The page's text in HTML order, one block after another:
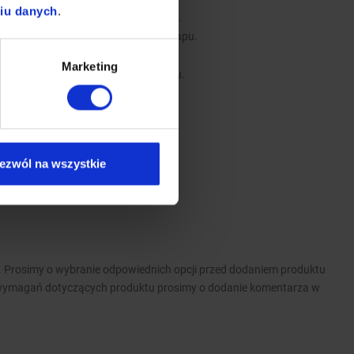
danych.
Marketing
na wszystkie
i zawiesi umożliwiających montaż.
dodatkowe wyposażenie okapu.
instalacji wentylacyjnej w budynku.
o wybranie odpowiednich opcji przed dodaniem produktu
dotyczących produktu prosimy o dodanie komentarza w